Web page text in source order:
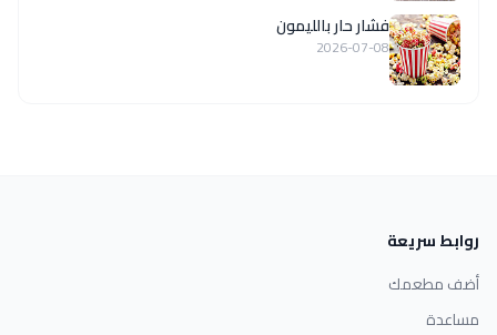
فشار حار بالليمون
2026-07-08
روابط سريعة
أضف مطعمك
مساعدة